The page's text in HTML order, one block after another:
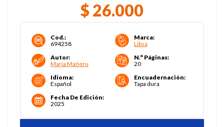
$ 26.000
Cod.:
694258
Marca:
Libsa
Autor:
María Mañeru
N.° Páginas:
20
Idioma:
Español
Encuadernación:
Tapa dura
Fecha De Edición:
2025